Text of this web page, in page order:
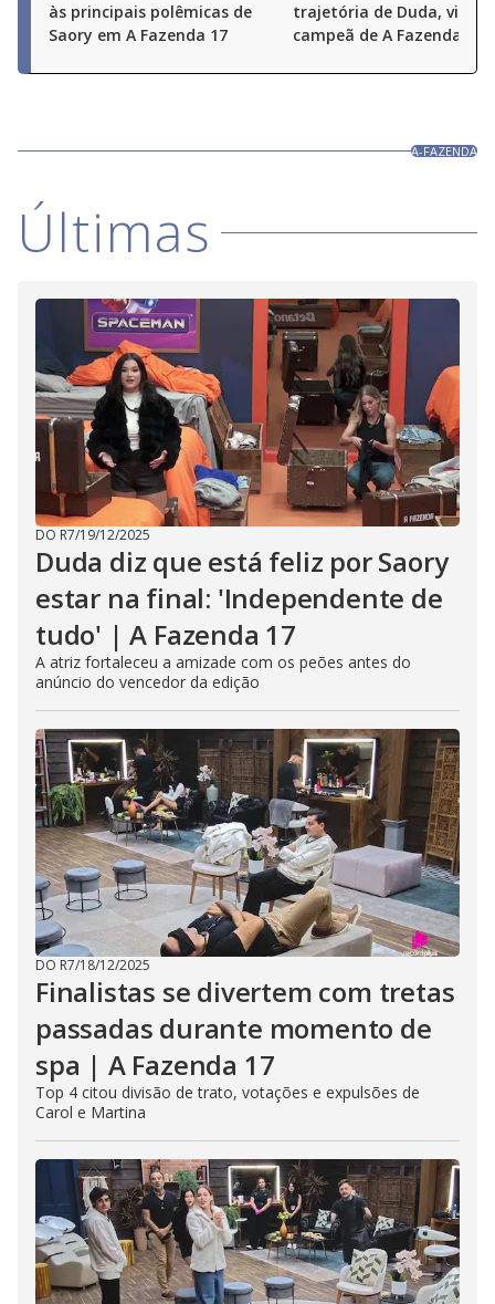
às principais polêmicas de
Saory em A Fazenda 17
trajetória de Duda, vice-
campeã de A Fazenda 17
A-FAZENDA
Últimas
DO R7/19/12/2025
Duda diz que está feliz por Saory
estar na final: 'Independente de
tudo' | A Fazenda 17
A atriz fortaleceu a amizade com os peões antes do
anúncio do vencedor da edição
DO R7/18/12/2025
Finalistas se divertem com tretas
passadas durante momento de
spa | A Fazenda 17
Top 4 citou divisão de trato, votações e expulsões de
Carol e Martina